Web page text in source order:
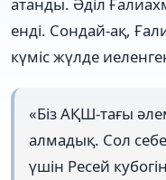
енді. Сондай-ақ,
күміс жүлде
«Біз АҚШ-тағы
алмадық. Сол
үшін Ресей